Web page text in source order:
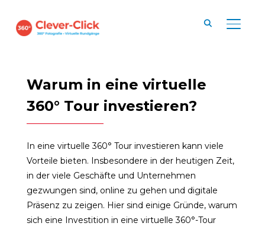
Warum in eine virtuelle
360° Tour investieren?
In eine virtuelle 360° Tour investieren kann viele
Vorteile bieten. Insbesondere in der heutigen Zeit,
in der viele Geschäfte und Unternehmen
gezwungen sind, online zu gehen und digitale
Präsenz zu zeigen. Hier sind einige Gründe, warum
sich eine Investition in eine virtuelle 360°-Tour